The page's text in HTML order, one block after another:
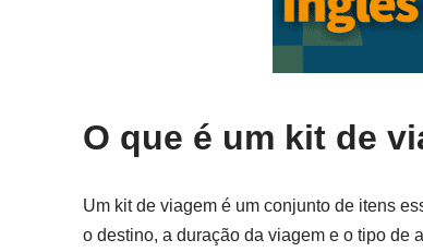
O que é um kit de
Um kit de viagem é um conjunto de itens
o destino, a duração da viagem e o tipo de